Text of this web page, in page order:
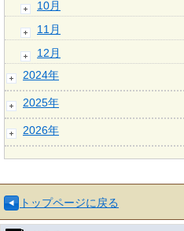
10月
11月
12月
2024年
2025年
2026年
トップページに戻る